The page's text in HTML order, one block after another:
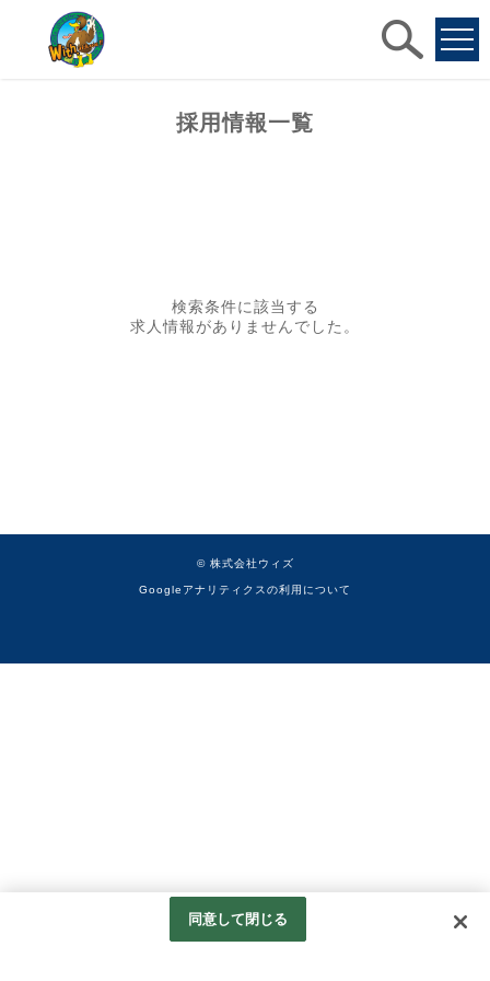
採用情報一覧
検索条件に該当する
求人情報がありませんでした。
© 株式会社ウィズ
Googleアナリティクスの利用について
同意して閉じる